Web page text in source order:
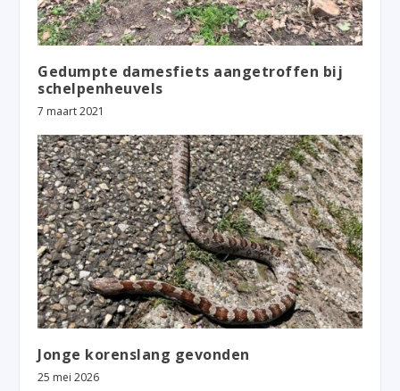
Gedumpte damesfiets aangetroffen bij
schelpenheuvels
7 maart 2021
Jonge korenslang gevonden
25 mei 2026